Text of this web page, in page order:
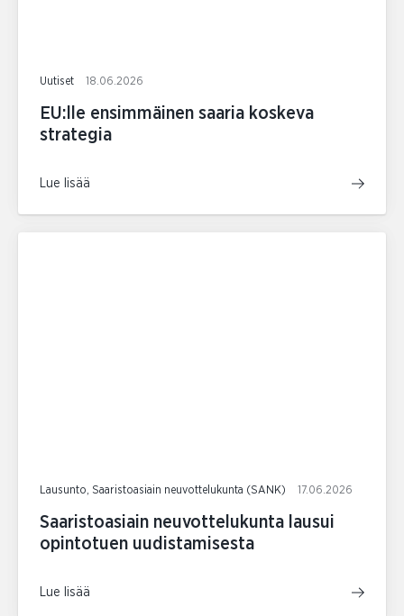
Uutiset 18.06.2026
EU:lle ensimmäinen saaria koskeva
strategia
Lue lisää
Lausunto, Saaristoasiain neuvottelukunta (SANK) 17.06.2026
Saaristoasiain neuvottelukunta lausui
opintotuen uudistamisesta
Lue lisää